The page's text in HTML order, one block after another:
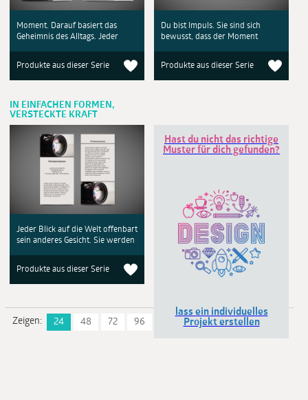
Moment. Darauf basiert das
Geheimnis des Alltags. Jeder
Produkte aus dieser Serie
Du bist Impuls. Sie sind sich
bewusst, dass der Moment
Produkte aus dieser Serie
IN EINFACHEN FORMEN,
VERSTECKTE KRAFT
Jeder Blick auf die Welt offenbart
sein anderes Gesicht. Sie werden
Produkte aus dieser Serie
Hast du nicht das richtige
Muster für dich gefunden?
lass ein individuelles
Projekt erstellen
Zeigen: 24 48 72 96